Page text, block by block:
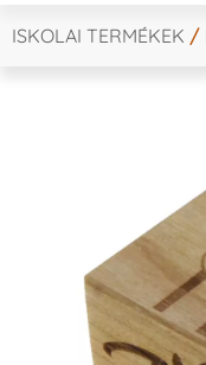
ISKOLAI TERMÉKEK /